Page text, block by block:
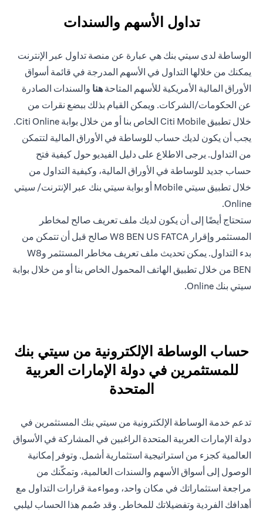
تداول الأسهم والسندات
الوساطة لدى سيتي بنك هي عبارة عن منصة تداول عبر الإنترنت
يمكنك من خلالها التداول في الأسهم المدرجة في قائمة أسواق
الأوراق المالية الأمريكية للأسهم المتاحة هنا والسندات الصادرة
عن الحكومات/الشركات. ويمكن القيام بذلك ببضع نقرات من
خلال تطبيق Citi Mobile الخاص بنا أو من خلال بوابة Citi Online.
يجب أن يكون لديك حساب للوساطة في الأوراق المالية لتتمكن
من التداول. يرجى الاطلاع على دليل الفيديو حول كيفية فتح
حساب جديد للوساطة في الأوراق المالية، وكيفية التداول من
خلال تطبيق سيتي Mobile أو بوابة سيتي بنك عبر الإنترنت/ سيتي
Online.
ستحتاج أيضًا إلى أن يكون لديك ملف تعريف صالح لمخاطر
المستثمر وإقرار W8 BEN US FATCA صالح قبل أن تتمكن من
بدء التداول. يمكن تحديث ملف تعريف مخاطر المستثمر وW8
BEN من خلال تطبيق الهاتف المحمول الخاص بنا أو من خلال بوابة
سيتي بنك Online.
حساب الوساطة الإلكترونية من سيتي بنك
للمستثمرين في دولة الإمارات العربية
المتحدة
تدعم خدمة الوساطة الإلكترونية من سيتي بنك المستثمرين في
دولة الإمارات العربية المتحدة الراغبين في المشاركة في الأسواق
العالمية كجزء من استراتيجية استثمارية أشمل. وتوفر إمكانية
الوصول إلى أسواق الأسهم والسندات العالمية، وتمكّنك من
مراجعة استثماراتك في مكان واحد، ومواءمة قرارات التداول مع
أهدافك الفردية وتفضيلاتك للمخاطر. وقد صُمم هذا الحساب ليلبي